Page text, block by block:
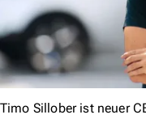
Timo Sillober ist neuer